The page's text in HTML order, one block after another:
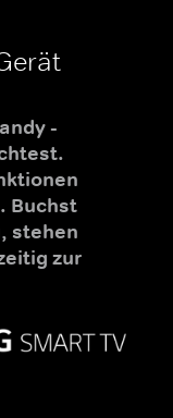
-
Buchst
stehen
zur